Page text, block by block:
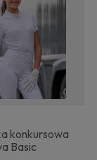
konkursowa
Basic